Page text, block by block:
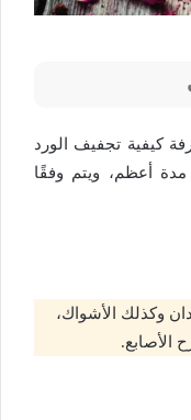
كيفية تجفيف الورد
مدة أعظم، ويتم وفقًا
وكذلك الأشواك،
الأصابع.